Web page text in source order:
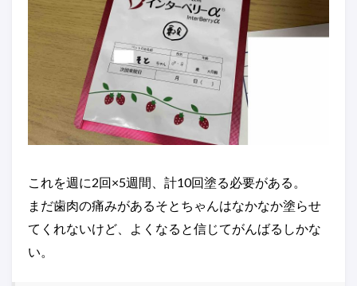
これを週に2回×5週間、計10回塗る必要がある。
まだ歯肉の痛みがあるそとちゃんはなかなか塗らせ
てくれないけど、よくなると信じてがんばるしかな
い。